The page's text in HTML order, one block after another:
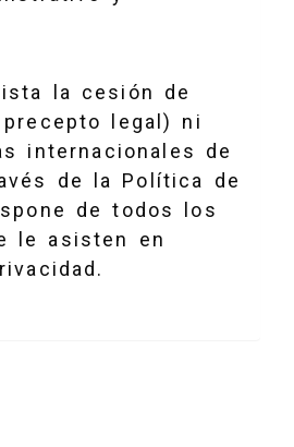
la cesión de
legal) ni
internacionales de
de la Política de
de todos los
le asisten en